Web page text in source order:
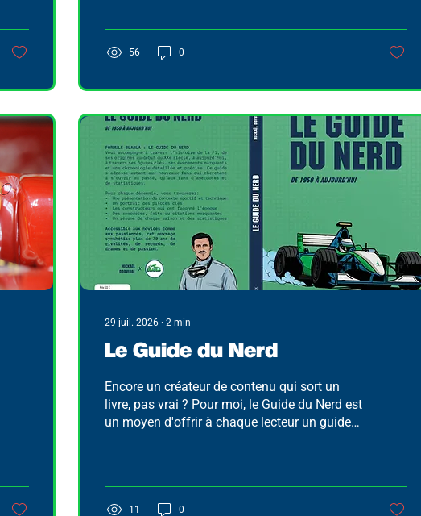
unique jusqu’à Charles Leclerc.
56 0
29 juil. 2026∙ 2 min
Le Guide du Nerd
Encore un créateur de contenu qui sort un
livre, pas vrai ? Pour moi, le Guide du Nerd est
un moyen d'offrir à chaque lecteur un guide
11 0